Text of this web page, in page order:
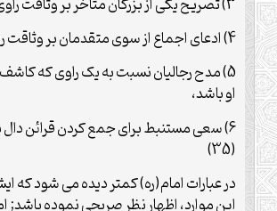
4) ادعای اجماع از سوی متقدمان بر وثاقت راوی،
5) مدح رجالیان نسبت به یک راوی که
او باشد،
6) سعی مستنبط برای جمع کردن قرائن
(35)
در عبارات امام(ره) کمتر دیده می شود که